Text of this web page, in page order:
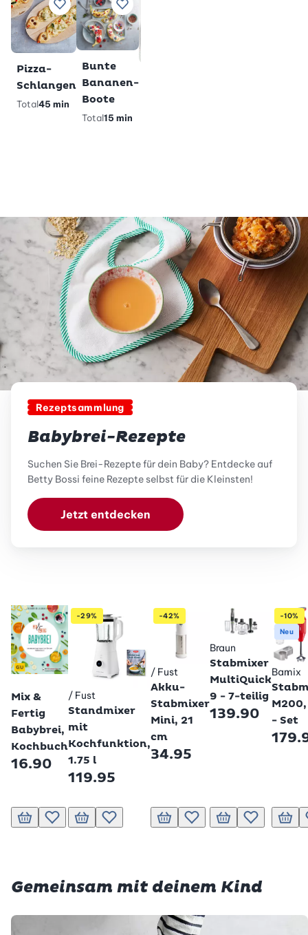
Zu Lieblingsrezepten hinzufügen
Pizza-
Schlangen
Total45 min
Zu Lieblingsrezepten hinzufügen
Bunte
Bananen-
Boote
Total15 min
Rezeptsammlung
Babybrei-Rezepte
Suchen Sie Brei-Rezepte für dein Baby? Entdecke auf
Betty Bossi feine Rezepte selbst für die Kleinsten!
Jetzt entdecken
Mix &
Fertig
Babybrei,
Kochbuch
16.90
In den Warenkorb
Zur Wunschliste hinzufügen
-29%
Betty Bossi
/ Fust
Standmixer
mit
Kochfunktion,
1.75 l
119.95
In den Warenkorb
Zur Wunschliste hinzufügen
-42%
Betty Bossi
/ Fust
Akku-
Stabmixer
Mini, 21
cm
34.95
In den Warenkorb
Zur Wunschliste hinzufügen
Braun
Stabmixer
MultiQuick
9 - 7-teilig
139.90
In den Warenkorb
Zur
-10%
Neu
Bamix
- Set
In
Gemeinsam mit deinem Kind